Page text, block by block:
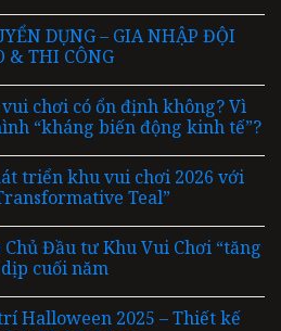
DỤNG – GIA NHẬP ĐỘI
& THI CÔNG
chơi có ổn định không? Vì
“kháng biến động kinh tế”?
triển khu vui chơi 2026 với
Teal”
Đầu tư Khu Vui Chơi “tăng
cuối năm
Halloween 2025 – Thiết kế